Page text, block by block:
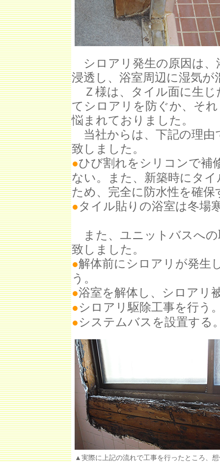
シロアリ発生の原因は、
浸透し、浴室周辺に湿気
Ｚ様は、タイル面に生じ
てシロアリを防ぐか、そ
悩まれておりました。
当社からは、下記の理由
致しました。
●ひび割れをシリコンで補
ない。また、新築時にタ
ため、完全に防水性を確
● タイル貼りの浴室は冬場
また、ユニットバスへの
致しました。
●解体前にシロアリが発生
う。
●浴室を解体し、シロアリ
● シロアリ駆除工事を行う
● システムバスを設置する
▲実際に上記の流れで工事を行ったところ、